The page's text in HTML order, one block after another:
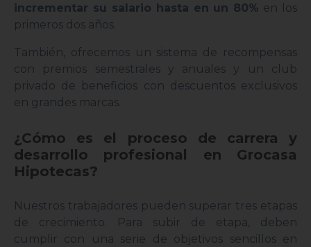
incrementar su salario hasta en un 80% en los
primeros dos años.
También, ofrecemos un sistema de recompensas
con premios semestrales y anuales y un club
privado de beneficios con descuentos exclusivos
en grandes marcas.
¿Cómo es el proceso de carrera y
desarrollo profesional en Grocasa
Hipotecas?
Nuestros trabajadores pueden superar tres etapas
de crecimiento. Para subir de etapa, deben
cumplir con una serie de objetivos sencillos en